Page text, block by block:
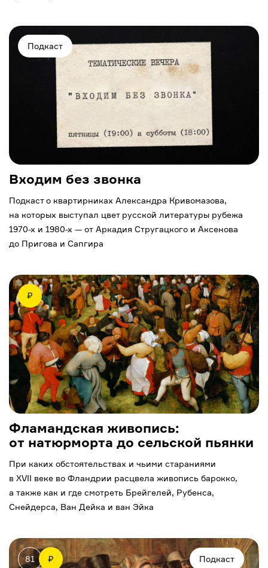
Подкаст
Входим без звонка
Подкаст о квартирниках Александра Кривомазова,
на которых выступал цвет русской литературы рубежа
1970-х и 1980-х — от Аркадия Стругацкого и Аксенова
до Пригова и Сапгира
₽
Фламандская живопись:
от натюрморта до сельской пьянки
При каких обстоятельствах и чьими стараниями
в XVII веке во Фландрии расцвела живопись барокко,
а также как и где смотреть Брейгелей, Рубенса,
Снейдерса, Ван Дейка и ван Эйка
81 ₽ Подкаст